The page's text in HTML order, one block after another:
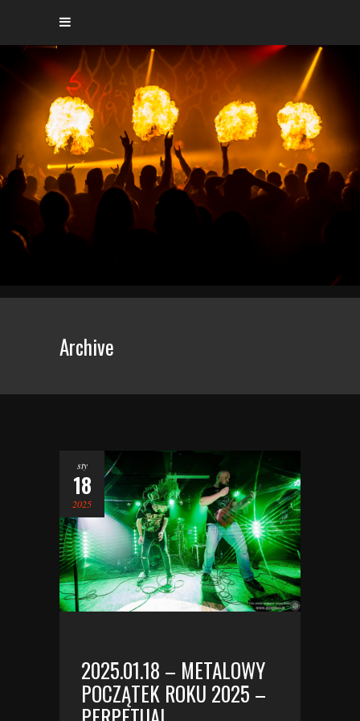
Archive
sty
18
2025
2025.01.18 – METALOWY
POCZĄTEK ROKU 2025 –